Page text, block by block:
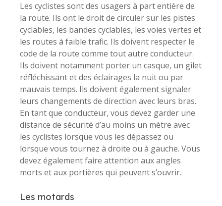
Les cyclistes sont des usagers à part entière de
la route. Ils ont le droit de circuler sur les pistes
cyclables, les bandes cyclables, les voies vertes et
les routes à faible trafic. Ils doivent respecter le
code de la route comme tout autre conducteur.
Ils doivent notamment porter un casque, un gilet
réfléchissant et des éclairages la nuit ou par
mauvais temps. Ils doivent également signaler
leurs changements de direction avec leurs bras.
En tant que conducteur, vous devez garder une
distance de sécurité d’au moins un mètre avec
les cyclistes lorsque vous les dépassez ou
lorsque vous tournez à droite ou à gauche. Vous
devez également faire attention aux angles
morts et aux portières qui peuvent s’ouvrir.
Les motards